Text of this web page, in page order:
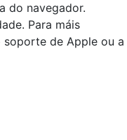
do navegador.
Para máis
de Apple ou a